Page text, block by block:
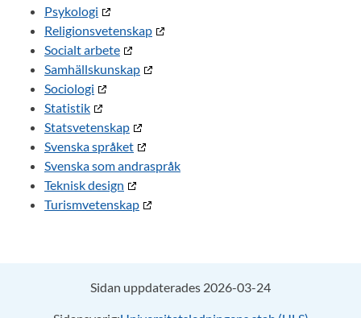
Psykologi
Religionsvetenskap
Socialt arbete
Samhällskunskap
Sociologi
Statistik
Statsvetenskap
Svenska språket
Svenska som andraspråk
Teknisk design
Turismvetenskap
Sidan uppdaterades 2026-03-24